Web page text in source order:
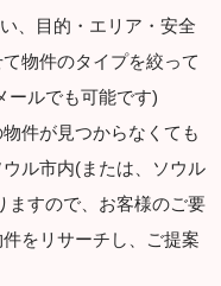
、目的・エリア・安全
物件のタイプを絞って
ールでも可能です)
件が見つからなくても
ル市内(または、ソウル
ますので、お客様のご要
をリサーチし、ご提案